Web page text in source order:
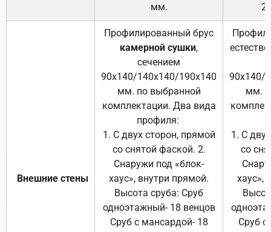
мм.
Внешние стены
Профилированный брус
камерной сушки,
сечением
90х140/140х140/190х140
мм. по выбранной
комплектации. Два вида
профиля:
1. С двух сторон, прямой
со снятой фаской. 2.
Снаружи под «блок-
хаус», внутри прямой.
Высота сруба: Сруб
одноэтажный- 18 венцов
Сруб с мансардой- 18
90х140/
мм.
1. С
со
хаус»,
Сруб с